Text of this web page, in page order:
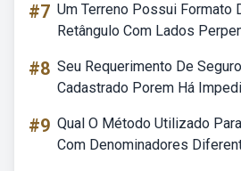
#7 Um Terreno Possui Formato
Retângulo Com Lados
#8 Seu Requerimento De
Cadastrado Porem Há
#9 Qual O Método Utilizado
Com Denominadores